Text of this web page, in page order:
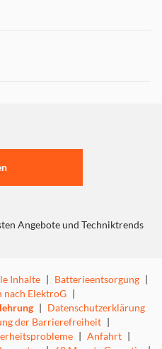
Angebote und Techniktrends
Inhalte | Batterieentsorgung |
ElektroG |
| Datenschutzerklärung
der Barrierefreiheit |
| Anfahrt |